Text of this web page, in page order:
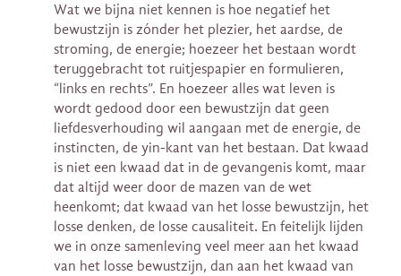
Wat we bijna niet kennen is hoe negatief het
bewustzijn is zónder het plezier, het aardse, de
stroming, de energie; hoezeer het bestaan wordt
teruggebracht tot ruitjespapier en formulieren,
“links en rechts”. En hoezeer alles wat leven is
wordt gedood door een bewustzijn dat geen
liefdesverhouding wil aangaan met de energie, de
instincten, de yin-kant van het bestaan. Dat kwaad
is niet een kwaad dat in de gevangenis komt, maar
dat altijd weer door de mazen van de wet
heenkomt; dat kwaad van het losse bewustzijn, het
losse denken, de losse causaliteit. En feitelijk lijden
we in onze samenleving veel meer aan het kwaad
van het losse bewustzijn, dan aan het kwaad van